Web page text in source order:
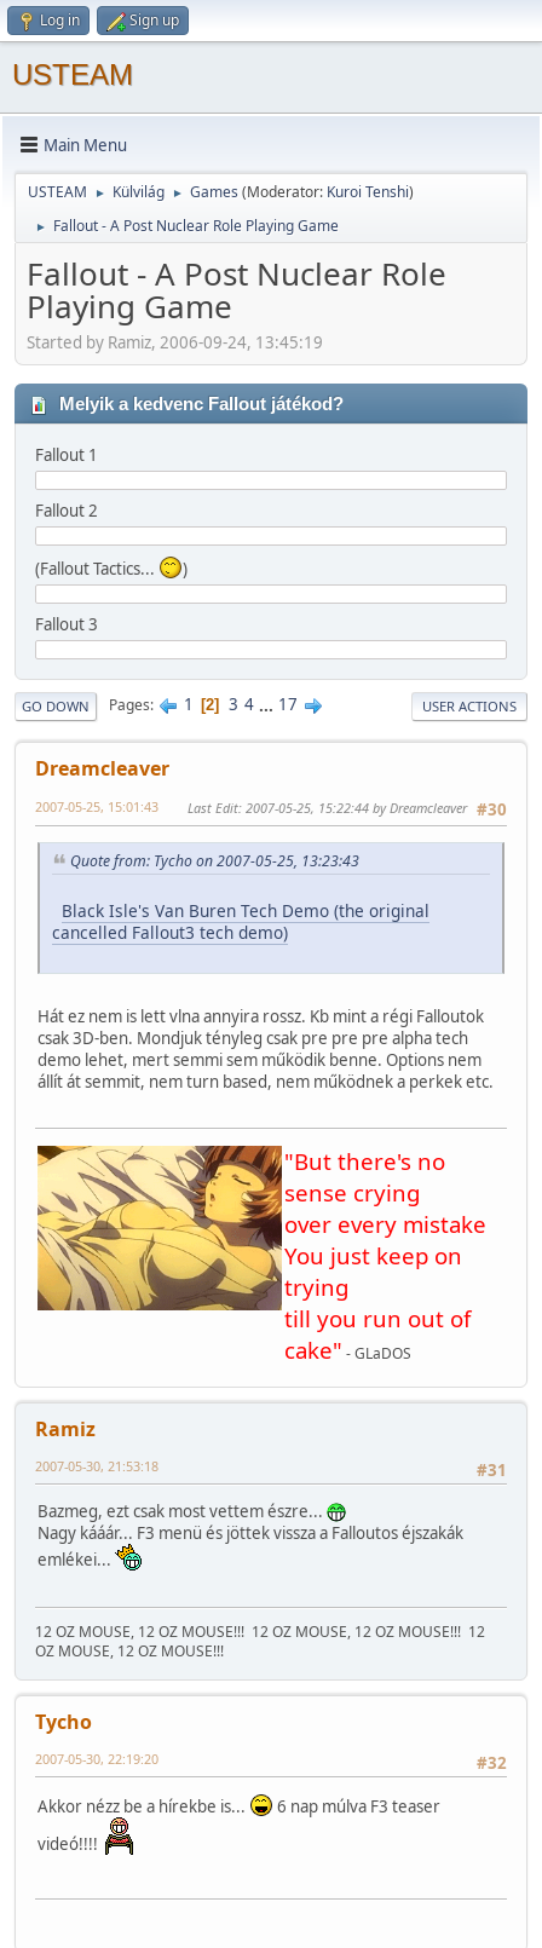
Log in Sign up
USTEAM
Main Menu
USTEAM ► Külvilág ► Games (Moderator: Kuroi Tenshi)
► Fallout - A Post Nuclear Role Playing Game
Fallout - A Post Nuclear Role
Playing Game
Started by Ramiz, 2006-09-24, 13:45:19
Melyik a kedvenc Fallout játékod?
Fallout 1
Fallout 2
(Fallout Tactics... )
Fallout 3
GO DOWN Pages 1 2 3 4 ... 17 USER ACTIONS
Dreamcleaver
#30
2007-05-25, 15:01:43 Last Edit: 2007-05-25, 15:22:44 by Dreamcleaver
Quote from: Tycho on 2007-05-25, 13:23:43
Black Isle's Van Buren Tech Demo (the original
cancelled Fallout3 tech demo)
Hát ez nem is lett vlna annyira rossz. Kb mint a régi Falloutok
csak 3D-ben. Mondjuk tényleg csak pre pre pre alpha tech
demo lehet, mert semmi sem működik benne. Options nem
állít át semmit, nem turn based, nem működnek a perkek etc.
"But there's no
sense crying
over every mistake
You just keep on
trying
till you run out of
cake" - GLaDOS
Ramiz
#31
2007-05-30, 21:53:18
Bazmeg, ezt csak most vettem észre...
Nagy kááár... F3 menü és jöttek vissza a Falloutos éjszakák
emlékei...
12 OZ MOUSE, 12 OZ MOUSE!!! 12 OZ MOUSE, 12 OZ MOUSE!!! 12
OZ MOUSE, 12 OZ MOUSE!!!
Tycho
#32
2007-05-30, 22:19:20
Akkor nézz be a hírekbe is...
6 nap múlva F3 teaser
videó!!!!